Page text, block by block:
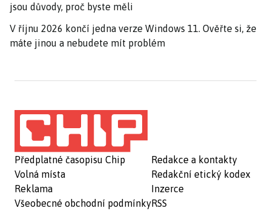
jsou důvody, proč byste měli
V říjnu 2026 končí jedna verze Windows 11. Ověřte si, že
máte jinou a nebudete mít problém
Předplatné časopisu Chip
Volná místa
Reklama
Všeobecné obchodní podmínky
Redakce a kontakty
Redakční etický kodex
Inzerce
RSS